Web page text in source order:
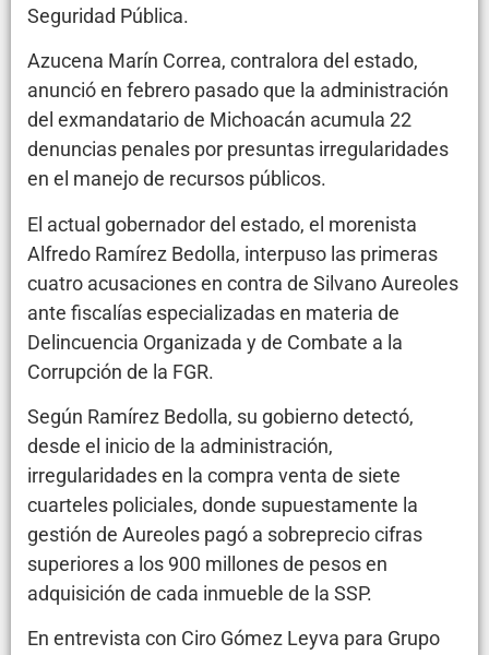
Seguridad Pública.
Azucena Marín Correa, contralora del estado,
anunció en febrero pasado que la administración
del exmandatario de Michoacán acumula 22
denuncias penales por presuntas irregularidades
en el manejo de recursos públicos.
El actual gobernador del estado, el morenista
Alfredo Ramírez Bedolla, interpuso las primeras
cuatro acusaciones en contra de Silvano Aureoles
ante fiscalías especializadas en materia de
Delincuencia Organizada y de Combate a la
Corrupción de la FGR.
Según Ramírez Bedolla, su gobierno detectó,
desde el inicio de la administración,
irregularidades en la compra venta de siete
cuarteles policiales, donde supuestamente la
gestión de Aureoles pagó a sobreprecio cifras
superiores a los 900 millones de pesos en
adquisición de cada inmueble de la SSP.
En entrevista con Ciro Gómez Leyva para Grupo